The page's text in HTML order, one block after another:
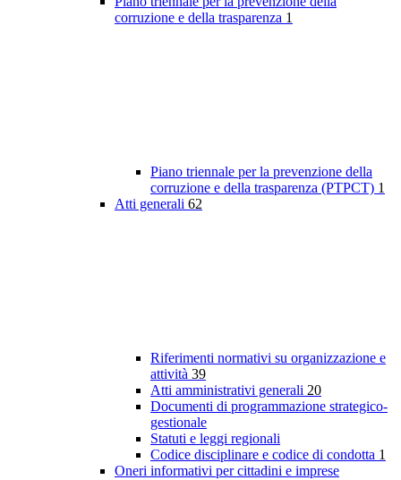
corruzione e della trasparenza 1
Piano triennale per la prevenzione della
corruzione e della trasparenza (PTPCT) 1
Atti generali 62
Riferimenti normativi su organizzazione e
attività 39
Atti amministrativi generali 20
Documenti di programmazione strategico-
gestionale
Statuti e leggi regionali
Codice disciplinare e codice di condotta 1
Oneri informativi per cittadini e imprese